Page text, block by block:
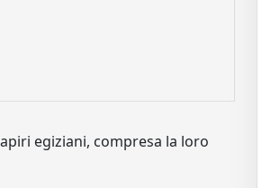
egiziani, compresa la loro